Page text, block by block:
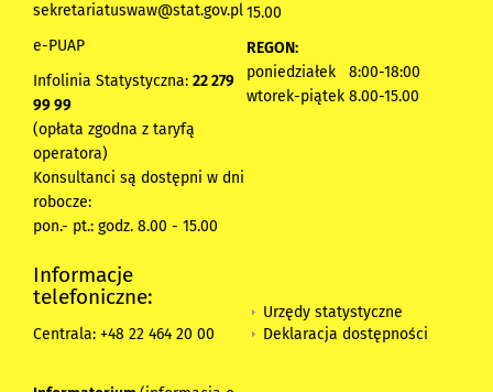
sekretariatuswaw@stat.gov.pl
e-PUAP
Infolinia Statystyczna: 22 279
99 99
(opłata zgodna z taryfą
operatora)
Konsultanci są dostępni w dni
robocze:
pon.- pt.: godz. 8.00 - 15.00
15.00
REGON:
poniedziałek 8:00-18:00
wtorek-piątek 8.00-15.00
Informacje
telefoniczne:
Centrala: +48 22 464 20 00
Urzędy statystyczne
Deklaracja dostępności